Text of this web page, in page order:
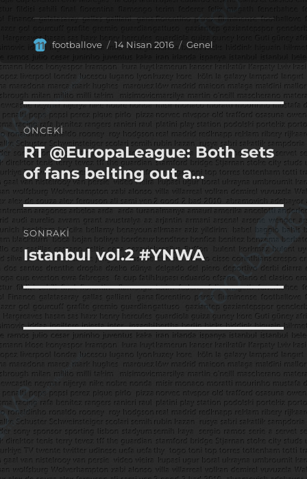
Yazar
footballove
Yayın
tarihi
14 Nisan 2016 Kategoriler
Genel
Yazı
gezinmesi
ÖNCEKI
Önceki
yazı:
RT @EuropaLeague: Both sets
of fans belting out a…
SONRAKI
Sonraki
yazı:
Istanbul vol.2 #YNWA